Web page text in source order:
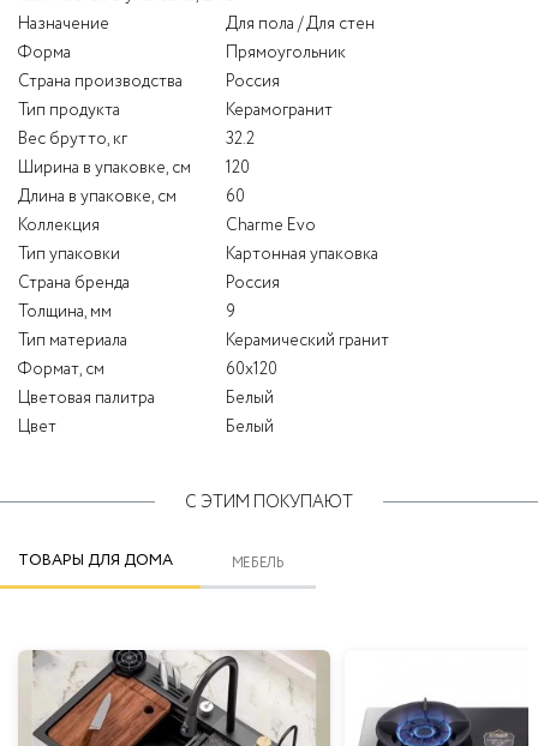
Назначение
Для пола / Для стен
Форма
Прямоугольник
Страна производства
Россия
Тип продукта
Керамогранит
Вес брутто, кг
32.2
Ширина в упаковке, см
120
Длина в упаковке, см
60
Коллекция
Charme Evo
Тип упаковки
Картонная упаковка
Страна бренда
Россия
Толщина, мм
9
Тип материала
Керамический гранит
Формат, см
60x120
Цветовая палитра
Белый
Цвет
Белый
С ЭТИМ ПОКУПАЮТ
ТОВАРЫ ДЛЯ ДОМА МЕБЕЛЬ